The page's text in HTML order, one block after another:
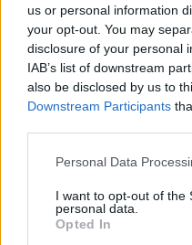
us or personal information
your opt-out. You may
disclosure of your personal
IAB’s list of downstream
also be disclosed by us to
Downstream Participants
Please note that this
not limited to your visit or
grant or deny consent to
use your data for below
Personal Data
I want to opt-out of the
personal data.
Opted In
2011
rendező:Frank Coraci
forgatókönyvíró:Nick Bakay
Scherick,David Ronn
zeneszerző:Rupert
operatőr:Michael Barrett
szinkronhang:
Holl Nándor